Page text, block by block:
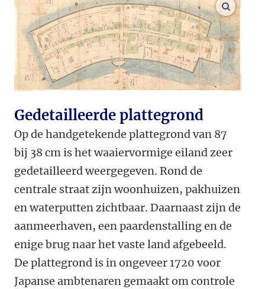
Accepteer cookies
Gedetailleerde plattegrond
Op de handgetekende plattegrond van 87
bij 38 cm is het waaiervormige eiland zeer
gedetailleerd weergegeven. Rond de
centrale straat zijn woonhuizen, pakhuizen
en waterputten zichtbaar. Daarnaast zijn de
aanmeerhaven, een paardenstalling en de
enige brug naar het vaste landafgebeeld.
De plattegrond is in ongeveer 1720 voor
Japanse ambtenaren gemaakt om controle